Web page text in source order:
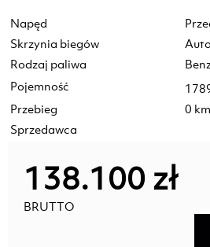
Napęd
Skrzynia biegów
Rodzaj paliwa
Pojemność
Przebieg
0 km
Sprzedawca
138.100 zł
BRUTTO